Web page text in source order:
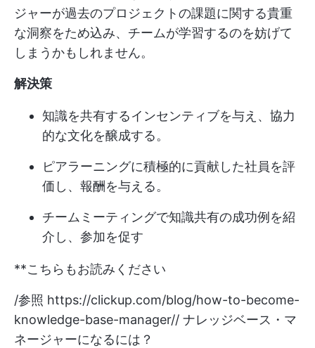
ジャーが過去のプロジェクトの課題に関する貴重
な洞察をため込み、チームが学習するのを妨げて
しまうかもしれません。
解決策
知識を共有するインセンティブを与え、協力
的な文化を醸成する。
ピアラーニングに積極的に貢献した社員を評
価し、報酬を与える。
チームミーティングで知識共有の成功例を紹
介し、参加を促す
**こちらもお読みください
/参照 https://clickup.com/blog/how-to-become-
knowledge-base-manager// ナレッジベース・マ
ネージャーになるには？